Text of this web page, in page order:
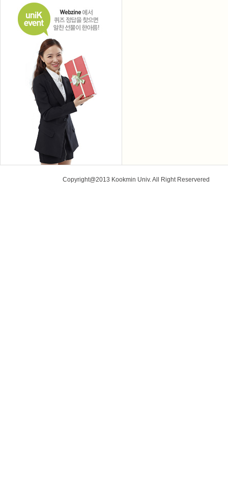
Copyright@2013 Kookmin Univ. All Right Reservered